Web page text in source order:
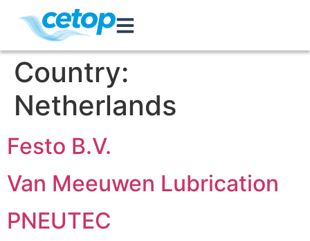
Country:
Netherlands
Festo B.V.
Van Meeuwen Lubrication
PNEUTEC